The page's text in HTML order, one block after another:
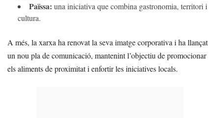
Païssa: una iniciativa que combina gastronomia, territori i
cultura.
A més, la xarxa ha renovat la seva imatge corporativa i ha llançat
un nou pla de comunicació, mantenint l’objectiu de promocionar
els aliments de proximitat i enfortir les iniciatives locals.